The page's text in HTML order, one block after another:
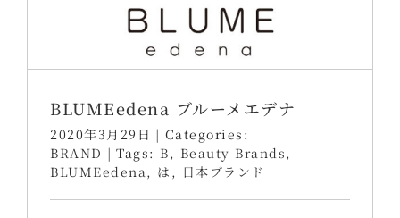
BLUMEedena ブルーメエデナ
2020年3月29日 | Categories:
BRAND | Tags: B , Beauty Brands ,
BLUMEedena , は , 日本ブランド